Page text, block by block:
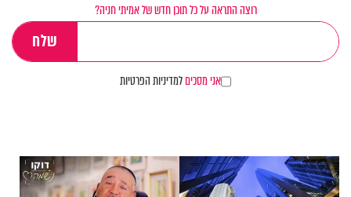
רוצה התראה על כל תוכן חדש של אמיתי חניה?
אני מסכיםלמדיניות הפרטיות